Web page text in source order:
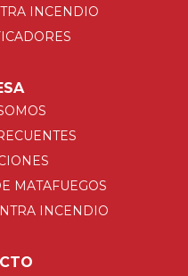
INCENDIO
MATAFUEGOS
INCENDIO